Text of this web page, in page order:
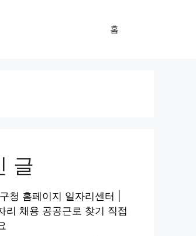
홈
글
청 홈페이지 일자리센터 |
리 채용 공공근로 찾기 직접